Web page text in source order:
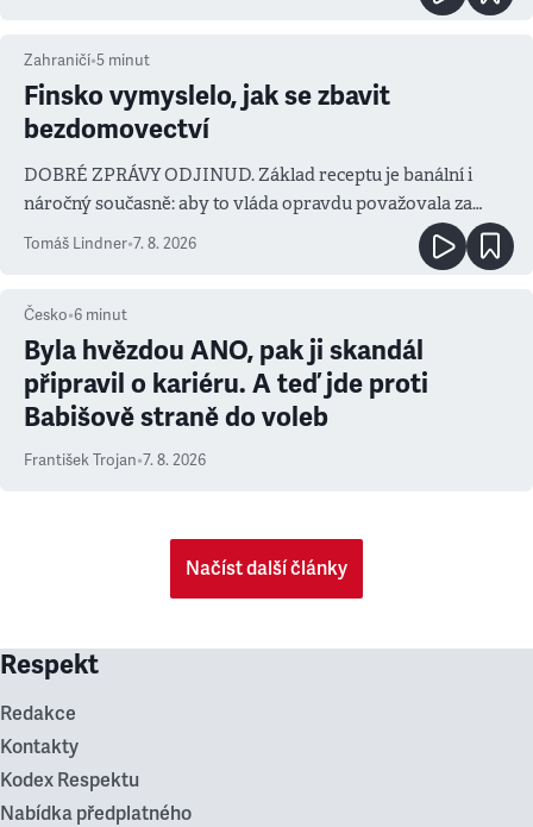
Zahraničí•5 minut
Finsko vymyslelo, jak se zbavit
bezdomovectví
DOBRÉ ZPRÁVY ODJINUD. Základ receptu je banální i
náročný současně: aby to vláda opravdu považovala za
prioritu
Tomáš Lindner•7. 8. 2026
Česko•6 minut
Byla hvězdou ANO, pak ji skandál
připravil o kariéru. A teď jde proti
Babišově straně do voleb
František Trojan•7. 8. 2026
Načíst další články
Respekt
Redakce
Kontakty
Kodex Respektu
Nabídka předplatného